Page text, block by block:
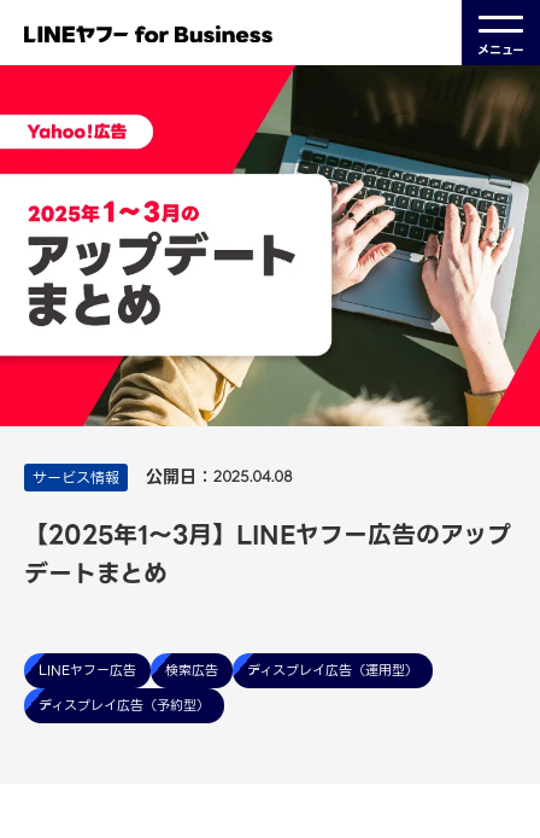
メニュー
サービス情報 公開日： 2025.04.08
【2025年1～3月】LINEヤフー広告のアップ
デートまとめ
LINEヤフー広告 検索広告
ディスプレイ広告（運用型）
ディスプレイ広告（予約型）